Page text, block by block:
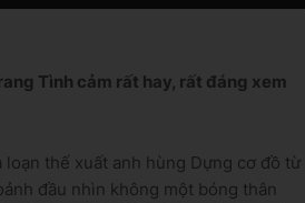
Tình cảm rất hay, rất đáng xem
loạn thế xuất anh hùng Dựng cơ đồ từ
đầu nhìn không một bóng thân